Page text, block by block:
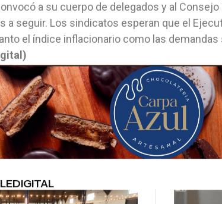
a su cuerpo de delegados y al
a seguir. Los sindicatos esperan que el
el índice inflacionario como las